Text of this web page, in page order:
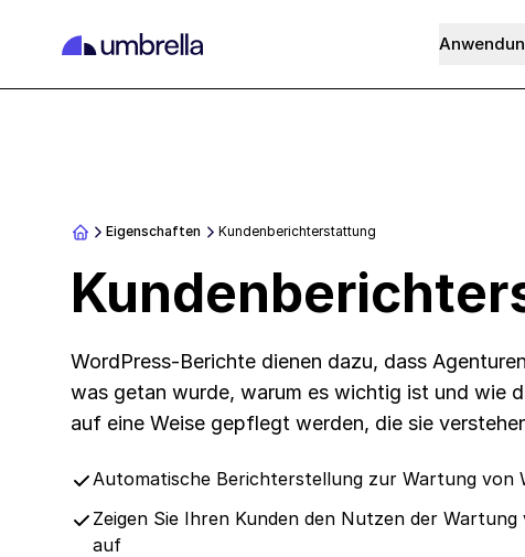
Eigenschaften Kundenberichterstattung
WordPress-Berichte dienen dazu, dass
was getan wurde, warum es wichtig ist und wie
auf eine Weise gepflegt werden, die sie
Automatische Berichterstellung zur Wartung von
Zeigen Sie Ihren Kunden den Nutzen der Wartung
auf